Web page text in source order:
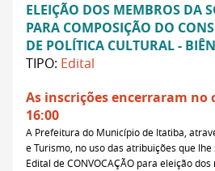
ELEIÇÃO DOS MEMBROS DA
PARA COMPOSIÇÃO DO
DE POLÍTICA CULTURAL -
TIPO: Edital
As inscrições encerraram no
16:00
A Prefeitura do Município de Itatiba,
e Turismo, no uso das atribuições que
Edital de CONVOCAÇÃO para eleição